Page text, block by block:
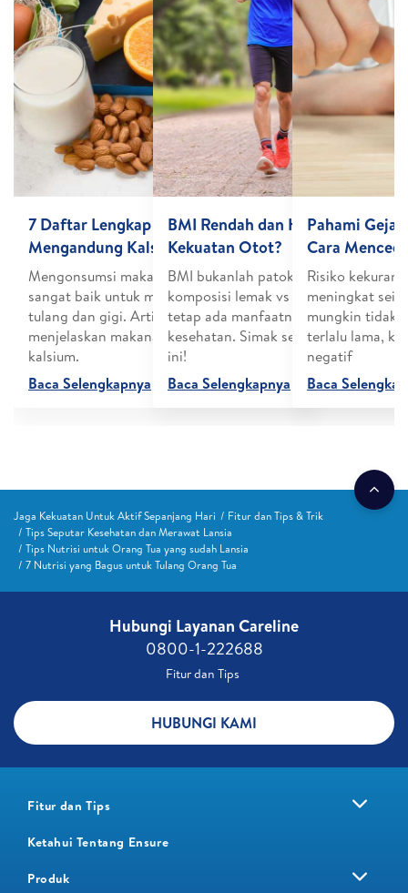
7 Daftar Lengkap Makanan yang
Mengandung Kalsium
Mengonsumsi makanan berkalsium tinggi
sangat baik untuk menjaga kesehatan
tulang dan gigi. Artikel ini akan
menjelaskan makanan yang mengandung
kalsium.
Baca Selengkapnya
BMI Rendah dan Hubungannya
Kekuatan Otot?
BMI bukanlah patokan untuk Anda
komposisi lemak vs otot di tubuh,
tetap ada manfaatnya untuk kondisi
kesehatan. Simak selengkapnya di
ini!
Baca Selengkapnya
Pahami
Cara
Risiko
meningkat
mungkin tidak
terlalu lama,
negatif
Baca
Jaga Kekuatan Untuk Aktif Sepanjang Hari
Fitur dan Tips & Trik
Tips Seputar Kesehatan dan Merawat Lansia
Tips Nutrisi untuk Orang Tua yang sudah Lansia
7 Nutrisi yang Bagus untuk Tulang Orang Tua
Hubungi Layanan Careline​
0800-1-222688​
Fitur dan Tips ​
HUBUNGI KAMI
Fitur dan Tips
Ketahui Tentang Ensure
Produk